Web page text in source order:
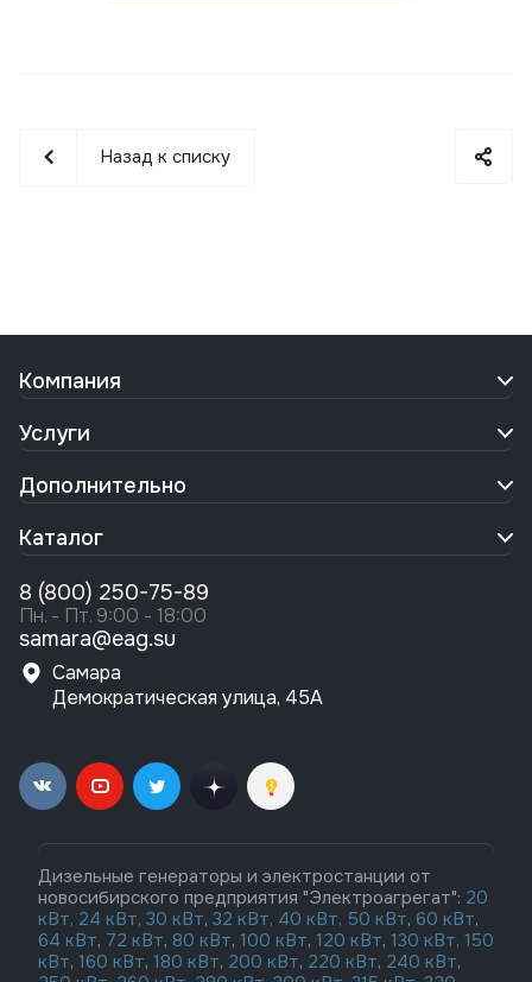
Назад к списку
Компания
Услуги
Дополнительно
Каталог
8 (800) 250-75-89
Пн. - Пт. 9:00 - 18:00
samara@eag.su
Самара
Демократическая улица, 45А
Дизельные генераторы и электростанции от
новосибирского предприятия "Электроагрегат": 20
кВт, 24 кВт, 30 кВт, 32 кВт, 40 кВт, 50 кВт, 60 кВт,
64 кВт, 72 кВт, 80 кВт, 100 кВт, 120 кВт, 130 кВт, 150
кВт, 160 кВт, 180 кВт, 200 кВт, 220 кВт, 240 кВт,